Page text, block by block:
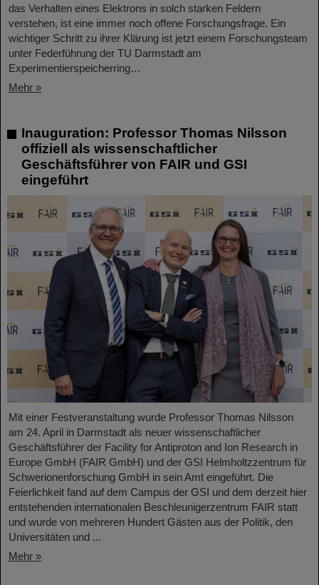
das Verhalten eines Elektrons in solch starken Feldern
verstehen, ist eine immer noch offene Forschungsfrage. Ein
wichtiger Schritt zu ihrer Klärung ist jetzt einem Forschungsteam
unter Federführung der TU Darmstadt am
Experimentierspeicherring…
Mehr »
Inauguration: Professor Thomas Nilsson
offiziell als wissenschaftlicher
Geschäftsführer von FAIR und GSI
eingeführt
Mit einer Festveranstaltung wurde Professor Thomas Nilsson
am 24. April in Darmstadt als neuer wissenschaftlicher
Geschäftsführer der Facility for Antiproton and Ion Research in
Europe GmbH (FAIR GmbH) und der GSI Helmholtzzentrum für
Schwerionenforschung GmbH in sein Amt eingeführt. Die
Feierlichkeit fand auf dem Campus der GSI und dem derzeit hier
entstehenden internationalen Beschleunigerzentrum FAIR statt
und wurde von mehreren Hundert Gästen aus der Politik, den
Universitäten und ...
Mehr »